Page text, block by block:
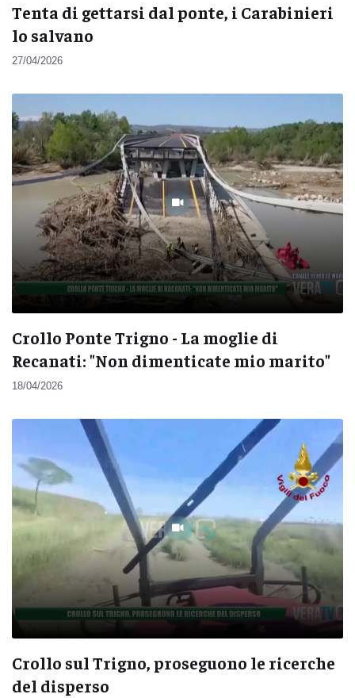
Tenta di gettarsi dal ponte, i Carabinieri
lo salvano
27/04/2026
Crollo Ponte Trigno - La moglie di
Recanati: "Non dimenticate mio marito"
18/04/2026
Crollo sul Trigno, proseguono le ricerche
del disperso